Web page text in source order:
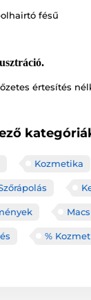
fésű
értesítés
Kozmetika
%